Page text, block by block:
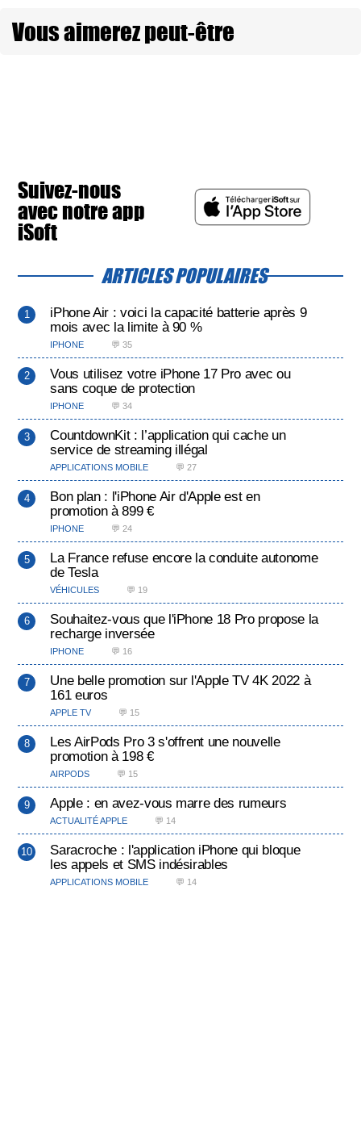
Vous aimerez peut-être
Suivez-nous
avec notre app
iSoft
ARTICLES POPULAIRES
iPhone Air : voici la capacité batterie après 9
mois avec la limite à 90 %
IPHONE 💬 35
Vous utilisez votre iPhone 17 Pro avec ou
sans coque de protection
IPHONE 💬 34
CountdownKit : l’application qui cache un
service de streaming illégal
APPLICATIONS MOBILE 💬 27
Bon plan : l'iPhone Air d'Apple est en
promotion à 899 €
IPHONE 💬 24
La France refuse encore la conduite autonome
de Tesla
VÉHICULES 💬 19
Souhaitez-vous que l'iPhone 18 Pro propose la
recharge inversée
IPHONE 💬 16
Une belle promotion sur l'Apple TV 4K 2022 à
161 euros
APPLE TV 💬 15
Les AirPods Pro 3 s'offrent une nouvelle
promotion à 198 €
AIRPODS 💬 15
Apple : en avez-vous marre des rumeurs
ACTUALITÉ APPLE 💬 14
Saracroche : l'application iPhone qui bloque
les appels et SMS indésirables
APPLICATIONS MOBILE 💬 14